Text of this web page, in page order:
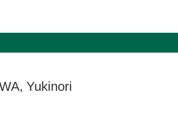
Yukinori